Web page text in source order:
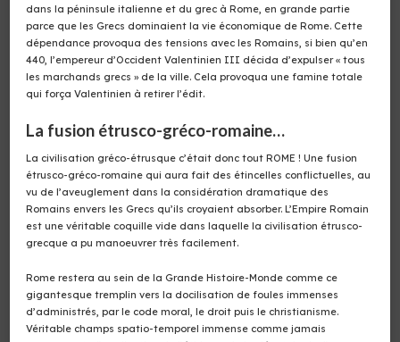
dans la péninsule italienne et du grec à Rome, en grande partie
parce que les Grecs dominaient la vie économique de Rome. Cette
dépendance provoqua des tensions avec les Romains, si bien qu’en
440, l’empereur d’Occident Valentinien III décida d’expulser « tous
les marchands grecs » de la ville. Cela provoqua une famine totale
qui força Valentinien à retirer l’édit.
La fusion étrusco-gréco-romaine…
La civilisation gréco-étrusque c’était donc tout ROME ! Une fusion
étrusco-gréco-romaine qui aura fait des étincelles conflictuelles, au
vu de l’aveuglement dans la considération dramatique des
Romains envers les Grecs qu’ils croyaient absorber. L’Empire Romain
est une véritable coquille vide dans laquelle la civilisation étrusco-
grecque a pu manoeuvrer très facilement.
Rome restera au sein de la Grande Histoire-Monde comme ce
gigantesque tremplin vers la docilisation de foules immenses
d’administrés, par le code moral, le droit puis le christianisme.
Véritable champs spatio-temporel immense comme jamais